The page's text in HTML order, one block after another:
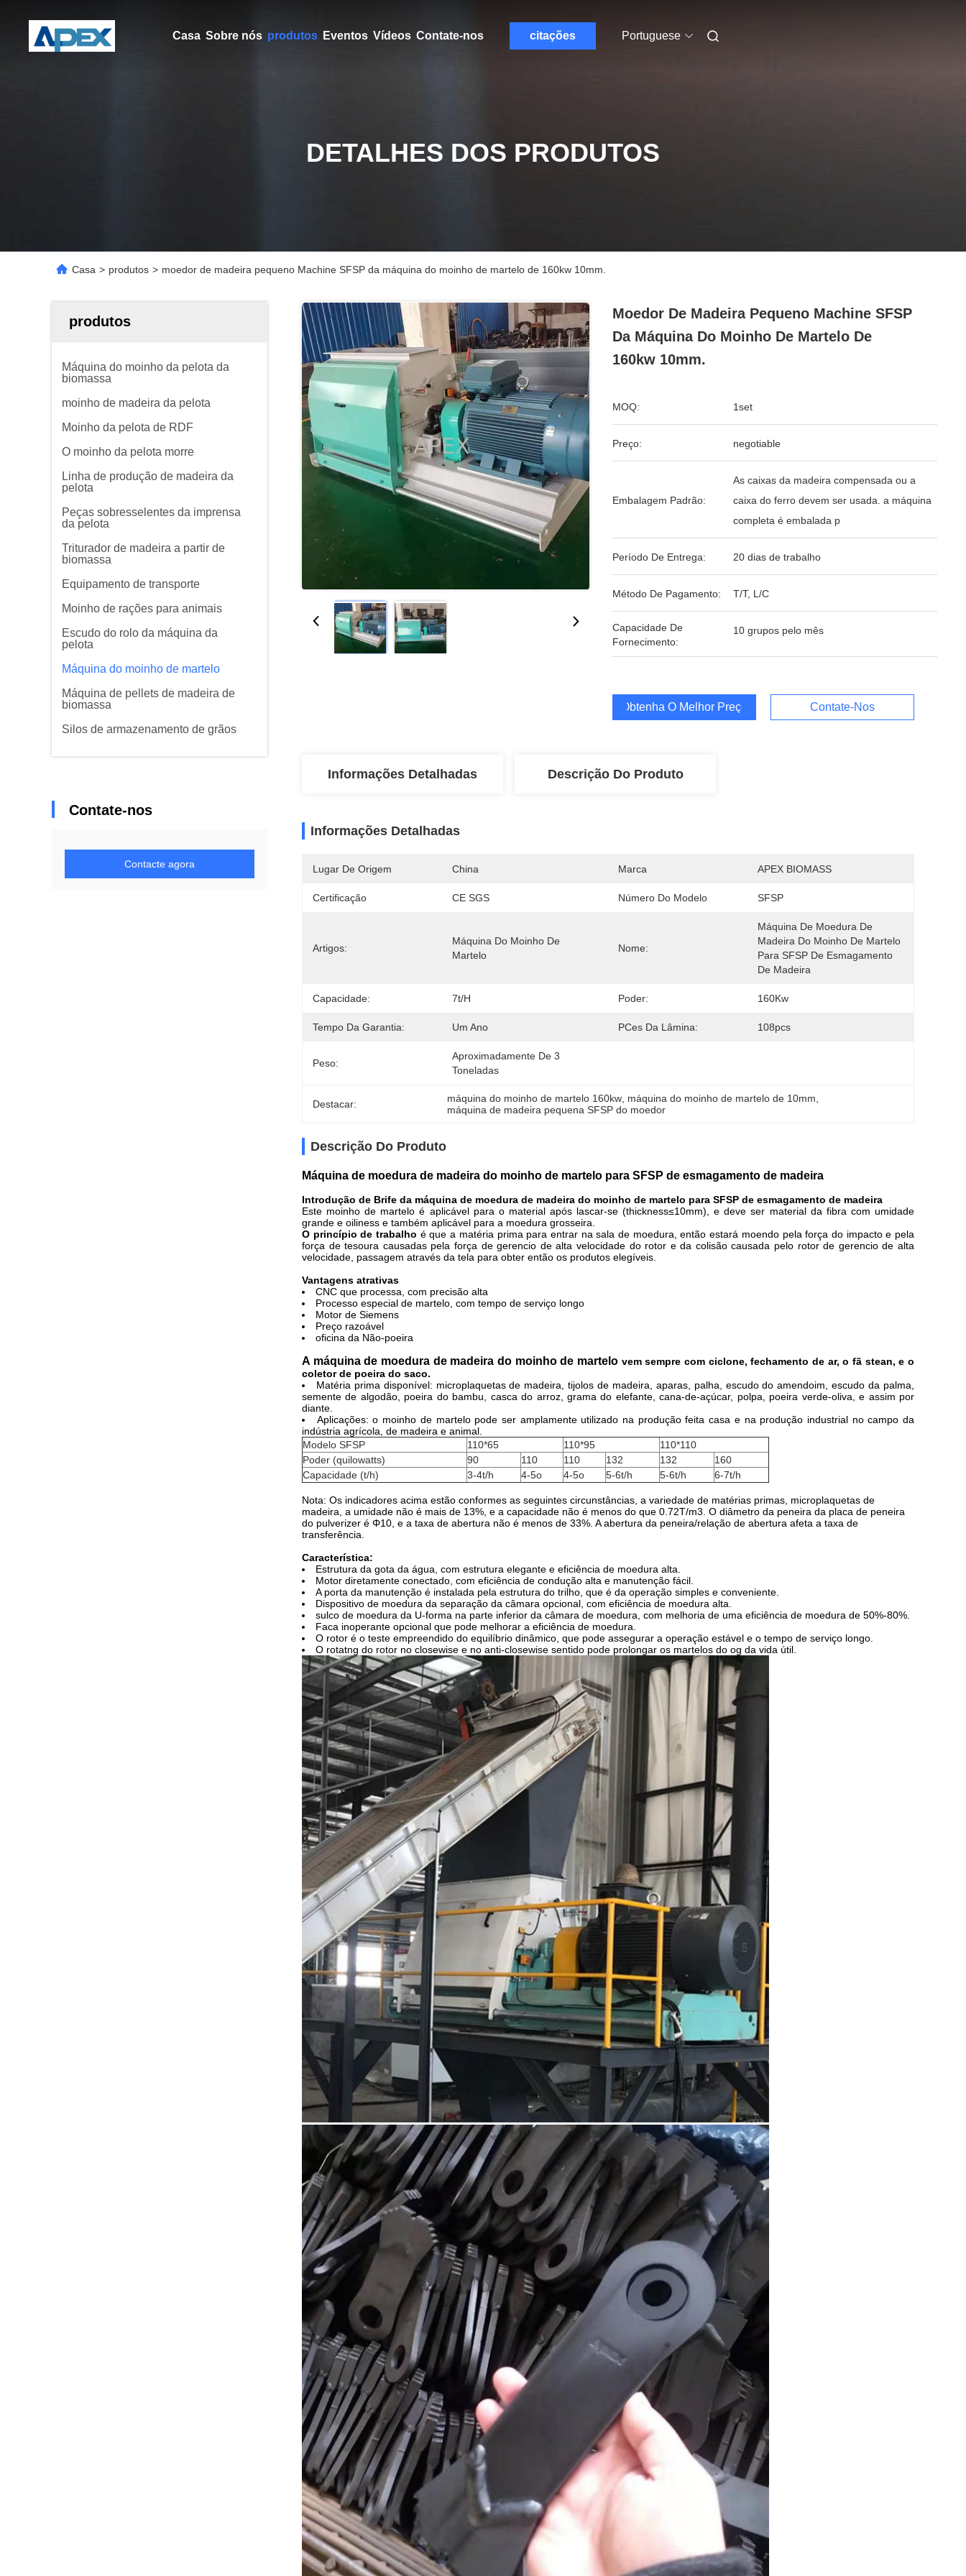
Casa Sobre nós produtos Eventos Vídeos Contate-nos citações Portuguese
DETALHES DOS PRODUTOS
Casa > produtos > moedor de madeira pequeno Machine SFSP da máquina do moinho de martelo de 160kw 10mm.
produtos
Máquina do moinho da pelota da
biomassa
moinho de madeira da pelota
Moinho da pelota de RDF
O moinho da pelota morre
Linha de produção de madeira da
pelota
Peças sobresselentes da imprensa
da pelota
Triturador de madeira a partir de
biomassa
Equipamento de transporte
Moinho de rações para animais
Escudo do rolo da máquina da
pelota
Máquina do moinho de martelo
Máquina de pellets de madeira de
biomassa
Silos de armazenamento de grãos
Contate-nos
Contacte agora
Moedor De Madeira Pequeno Machine SFSP
Da Máquina Do Moinho De Martelo De
160kw 10mm.
MOQ: 1set
Preço: negotiable
Embalagem Padrão:
As caixas da madeira compensada ou a
caixa do ferro devem ser usada. a máquina
completa é embalada p
Período De Entrega: 20 dias de trabalho
Método De Pagamento: T/T, L/C
Capacidade De
Fornecimento:
10 grupos pelo mês
Obtenha O Melhor Preço Contate-Nos
Informações Detalhadas Descrição Do Produto
Informações Detalhadas
Lugar De Origem China Marca APEX BIOMASS
Certificação CE SGS Número Do Modelo SFSP
Artigos:
Máquina Do Moinho De
Martelo
Nome:
Máquina De Moedura De
Madeira Do Moinho De Martelo
Para SFSP De Esmagamento
De Madeira
Capacidade: 7t/H Poder: 160Kw
Tempo Da Garantia: Um Ano PCes Da Lâmina: 108pcs
Peso:
Aproximadamente De 3
Toneladas
Destacar: máquina do moinho de martelo 160kw máquina do moinho de martelo de 10mm
máquina de madeira pequena SFSP do moedor
Descrição Do Produto
Máquina de moedura de madeira do moinho de martelo para SFSP de esmagamento de madeira
Introdução de Brife da máquina de moedura de madeira do moinho de martelo para SFSP de esmagamento de madeira
Este moinho de martelo é aplicável para o material após lascar-se (thickness≤10mm), e deve ser material da fibra com umidade
grande e oiliness e também aplicável para a moedura grosseira.
O princípio de trabalho é que a matéria prima para entrar na sala de moedura, então estará moendo pela força do impacto e pela
força de tesoura causadas pela força de gerencio de alta velocidade do rotor e da colisão causada pelo rotor de gerencio de alta
velocidade, passagem através da tela para obter então os produtos elegíveis.
Vantagens atrativas
CNC que processa, com precisão alta
Processo especial de martelo, com tempo de serviço longo
Motor de Siemens
Preço razoável
oficina da Não-poeira
A máquina de moedura de madeira do moinho de martelo vem sempre com ciclone, fechamento de ar, o fã stean, e o
coletor de poeira do saco.
Matéria prima disponível: microplaquetas de madeira, tijolos de madeira, aparas, palha, escudo do amendoim, escudo da palma,
semente de algodão, poeira do bambu, casca do arroz, grama do elefante, cana-de-açúcar, polpa, poeira verde-oliva, e assim por
diante.
Aplicações: o moinho de martelo pode ser amplamente utilizado na produção feita casa e na produção industrial no campo da
indústria agrícola, de madeira e animal.
Modelo SFSP
110*65 110*95
110*110
Poder (quilowatts)
90 110 110 132 132
160
Capacidade (t/h)
3-4t/h 4-5o 4-5o 5-6t/h 5-6t/h 6-7t/h
Nota: Os indicadores acima estão conformes as seguintes circunstâncias, a variedade de matérias primas, microplaquetas de
madeira, a umidade não é mais de 13%, e a capacidade não é menos do que 0.72T/m3. O diâmetro da peneira da placa de peneira
do pulverizer é Φ10, e a taxa de abertura não é menos de 33%. A abertura da peneira/relação de abertura afeta a taxa de
transferência.
Característica:
Estrutura da gota da água, com estrutura elegante e eficiência de moedura alta.
Motor diretamente conectado, com eficiência de condução alta e manutenção fácil.
A porta da manutenção é instalada pela estrutura do trilho, que é da operação simples e conveniente.
Dispositivo de moedura da separação da câmara opcional, com eficiência de moedura alta.
sulco de moedura da U-forma na parte inferior da câmara de moedura, com melhoria de uma eficiência de moedura de 50%-80%.
Faca inoperante opcional que pode melhorar a eficiência de moedura.
O rotor é o teste empreendido do equilíbrio dinâmico, que pode assegurar a operação estável e o tempo de serviço longo.
O rotatng do rotor no closewise e no anti-closewise sentido pode prolongar os martelos do og da vida útil.